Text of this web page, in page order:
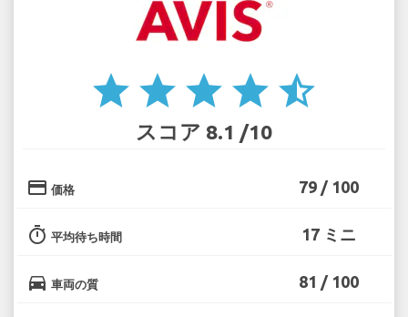
star star star star star_half
スコア 8.1 /10
credit_card 価格 79 / 100
timer 平均待ち時間 17 ミニ
directions_car 車両の質 81 / 100